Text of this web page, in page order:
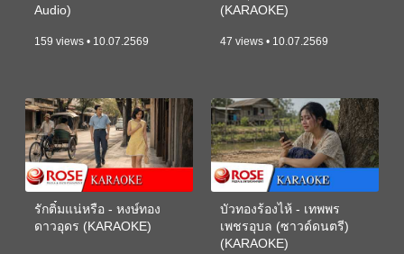
Audio)
159 views • 10.07.2569
(KARAOKE)
47 views • 10.07.2569
รักติ๋มแน่หรือ - หงษ์ทอง
ดาวอุดร (KARAOKE)
บัวทองร้องไห้ - เทพพร
เพชรอุบล (ซาวด์ดนตรี)
(KARAOKE)